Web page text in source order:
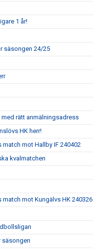
1 år!
säsongen 24/25
rätt anmälningsadress
HK herr!
mot Hallby IF 240402
kvalmatchen
mot Kungälvs HK 240326
säsongen